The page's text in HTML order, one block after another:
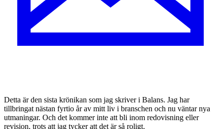
Detta är den sista krönikan som jag skriver i Balans. Jag har
tillbringat nästan fyrtio år av mitt liv i branschen och nu väntar nya
utmaningar. Och det kommer inte att bli inom redovisning eller
revision, trots att jag tycker att det är så roligt.